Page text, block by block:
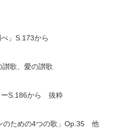
」S.173から
歌、愛の讃歌
S.186から 抜粋
のための4つの歌」Op.35 他